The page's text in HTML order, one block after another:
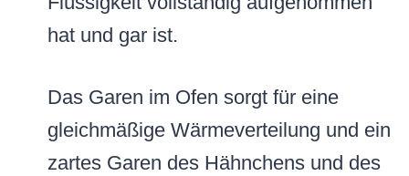
hat und gar ist.
Das Garen im Ofen sorgt für eine
gleichmäßige Wärmeverteilung und ein
zartes Garen des Hähnchens und des